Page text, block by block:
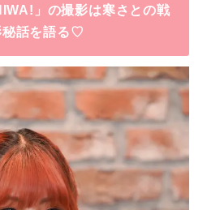
」の撮影は寒さとの戦
秘話を語る♡